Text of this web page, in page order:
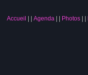
Accueil Agenda| Photos|